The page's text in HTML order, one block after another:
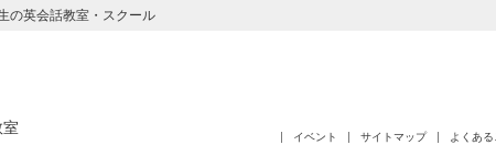
の英会話教室・スクール
イベント サイトマップ よくあ